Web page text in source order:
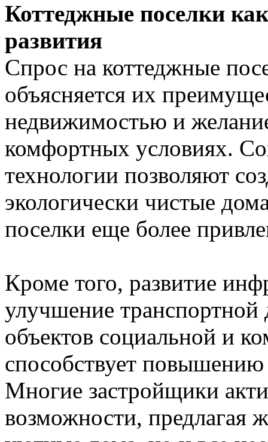
Коттеджные поселки
развития
Спрос на коттеджные
объясняется их
недвижимостью и
комфортных условиях.
технологии позволяют
экологически чистые
поселки еще более
Кроме того, развитие
улучшение транспортной
объектов социальной и
способствует
Многие застройщики
возможности, предлагая